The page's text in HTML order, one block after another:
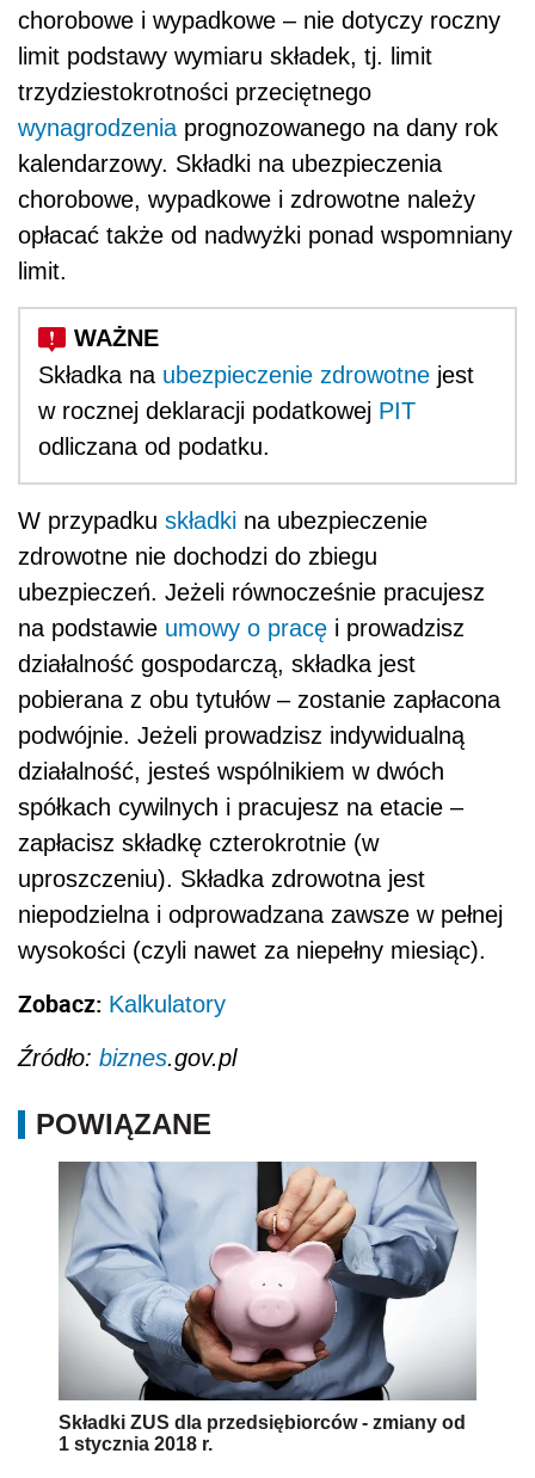
chorobowe i wypadkowe – nie dotyczy roczny
limit podstawy wymiaru składek, tj. limit
trzydziestokrotności przeciętnego
wynagrodzenia prognozowanego na dany rok
kalendarzowy. Składki na ubezpieczenia
chorobowe, wypadkowe i zdrowotne należy
opłacać także od nadwyżki ponad wspomniany
limit.
Składka na ubezpieczenie zdrowotne jest
w rocznej deklaracji podatkowej PIT
odliczana od podatku.
W przypadku składki na ubezpieczenie
zdrowotne nie dochodzi do zbiegu
ubezpieczeń. Jeżeli równocześnie pracujesz
na podstawie umowy o pracę i prowadzisz
działalność gospodarczą, składka jest
pobierana z obu tytułów – zostanie zapłacona
podwójnie. Jeżeli prowadzisz indywidualną
działalność, jesteś wspólnikiem w dwóch
spółkach cywilnych i pracujesz na etacie –
zapłacisz składkę czterokrotnie (w
uproszczeniu). Składka zdrowotna jest
niepodzielna i odprowadzana zawsze w pełnej
wysokości (czyli nawet za niepełny miesiąc).
Zobacz: Kalkulatory
Źródło: biznes.gov.pl
POWIĄZANE
Składki ZUS dla przedsiębiorców - zmiany od
1 stycznia 2018 r.